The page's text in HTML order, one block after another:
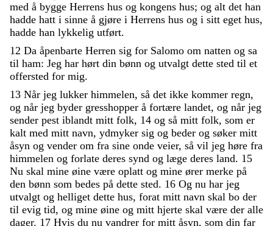
med å bygge Herrens hus og kongens hus; og alt det han
hadde hatt i sinne å gjøre i Herrens hus og i sitt eget hus,
hadde han lykkelig utført.
12 Da åpenbarte Herren sig for Salomo om natten og sa
til ham: Jeg har hørt din bønn og utvalgt dette sted til et
offersted for mig.
13 Når jeg lukker himmelen, så det ikke kommer regn,
og når jeg byder gresshopper å fortære landet, og når jeg
sender pest iblandt mitt folk, 14 og så mitt folk, som er
kalt med mitt navn, ydmyker sig og beder og søker mitt
åsyn og vender om fra sine onde veier, så vil jeg høre fra
himmelen og forlate deres synd og læge deres land. 15
Nu skal mine øine være oplatt og mine ører merke på
den bønn som bedes på dette sted. 16 Og nu har jeg
utvalgt og helliget dette hus, forat mitt navn skal bo der
til evig tid, og mine øine og mitt hjerte skal være der alle
dager. 17 Hvis du nu vandrer for mitt åsyn, som din far